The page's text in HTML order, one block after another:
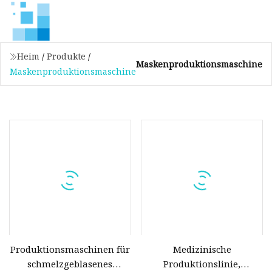
Heim / Produkte /
Maskenproduktionsmaschine
Maskenproduktionsmaschine
Produktionsmaschinen für
schmelzgeblasenes
Medizinische
Produktionslinie,